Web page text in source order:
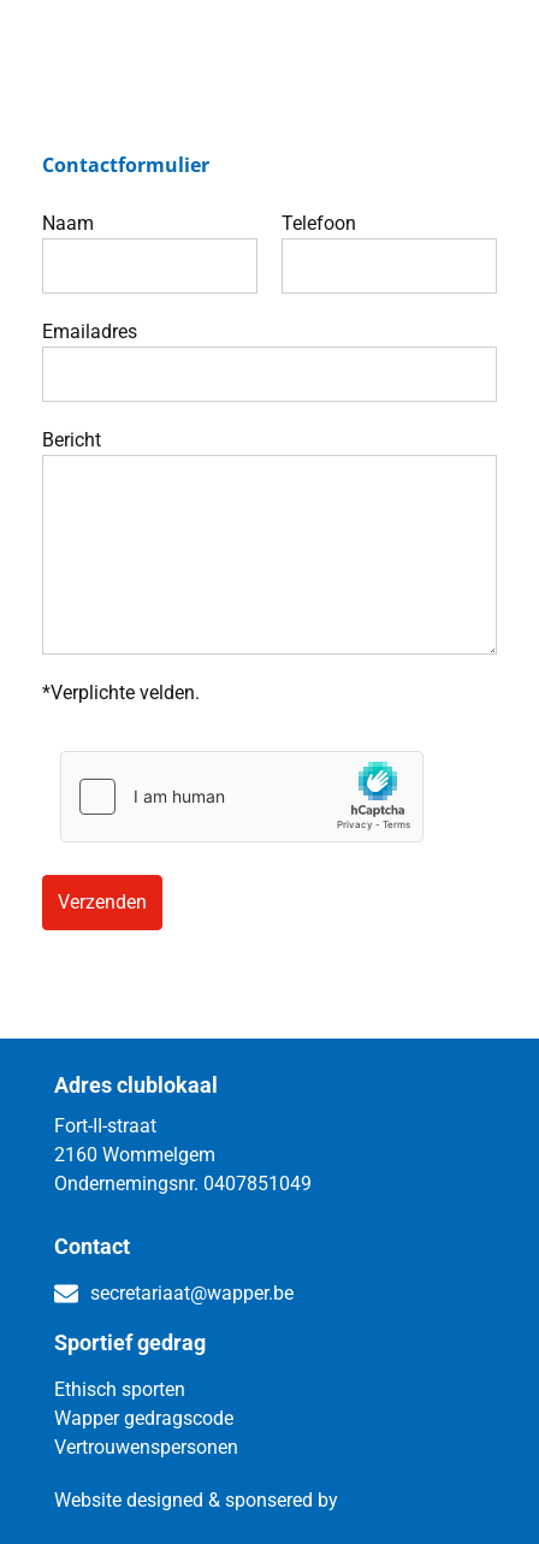
Contactformulier
Naam Telefoon
Emailadres
Bericht
Verzenden
*Verplichte velden.
Adres clublokaal
Fort-II-straat
2160 Wommelgem
Ondernemingsnr. 0407851049
Contact
secretariaat@wapper.be
Sportief gedrag
Ethisch sporten
Wapper gedragscode
Vertrouwenspersonen
Website designed & sponsered by